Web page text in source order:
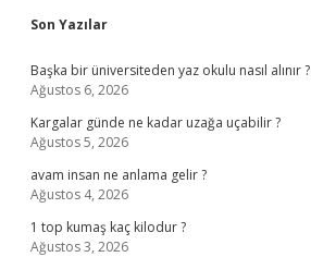
Sidebar
Son Yazılar
Başka bir üniversiteden yaz okulu nasıl alınır ?
Ağustos 6, 2026
Kargalar günde ne kadar uzağa uçabilir ?
Ağustos 5, 2026
avam insan ne anlama gelir ?
Ağustos 4, 2026
1 top kumaş kaç kilodur ?
Ağustos 3, 2026